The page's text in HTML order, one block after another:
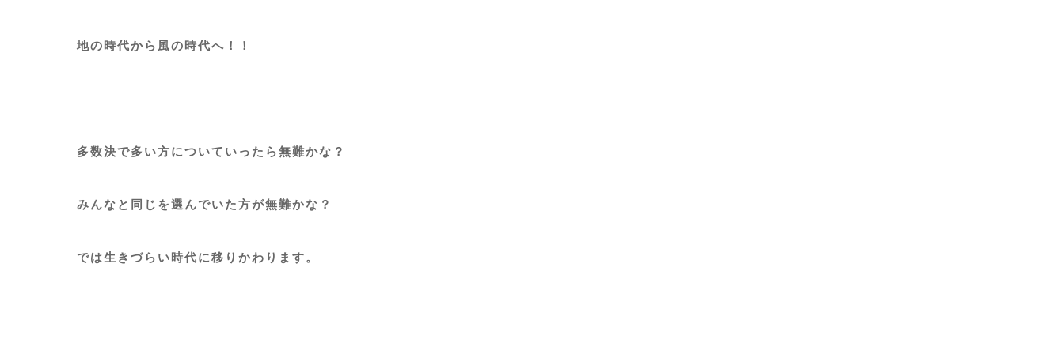
地の時代から風の時代へ！！
多数決で多い方についていったら無難かな？
みんなと同じを選んでいた方が無難かな？
では生きづらい時代に移りかわります。